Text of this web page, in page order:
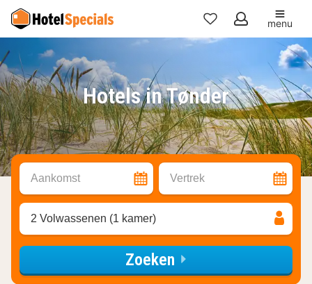
Mijn
menu
Hotels in Tønder
Aankomst Vertrek
2 Volwassenen (1 kamer)
Zoeken